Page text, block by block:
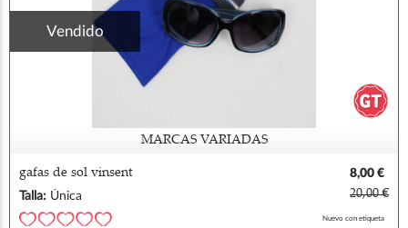
Vendido
MARCAS VARIADAS
gafas de sol vinsent
8,00 €
Talla: Única 20,00 €
Nuevo con etiqueta